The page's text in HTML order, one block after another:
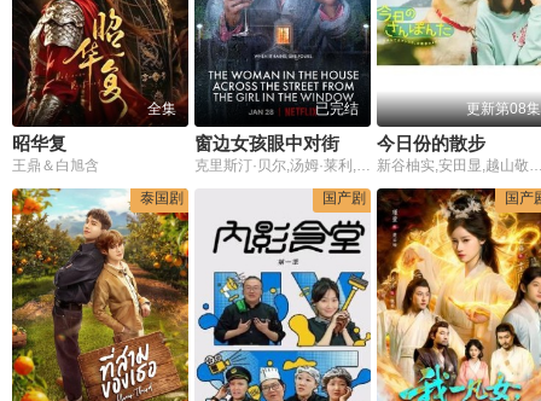
全集
昭华复
王鼎＆白旭含
已完结
克里斯汀·贝尔,汤姆·莱利,迈克尔·伊雷,Appy,Pratt,瑞秋·拉姆拉斯,克里斯托弗·陈,Abhi,Trivedi,雪莱·亨尼格,玛丽·霍兰,卡梅隆·布莱顿,Christina,Anthony,本杰明·莱维·阿基拉,Samsara,Leela,Yett,Brenda,Koo,Nicole,Pulliam,Karen,McClain
更新第08集
今日份的散步
新谷柚实,安田显,越山敬达,
泰国剧
国产剧 国产